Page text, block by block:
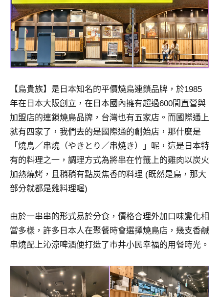
業
講
座、
部
落
客
旅
遊
誌
專
欄、
觀
光
合
達
人
對
【鳥貴族】是日本知名的平價燒鳥連鎖品牌，於1985
年在日本大阪創立，在日本國內擁有超過600間直營與
加盟店的連鎖燒鳥品牌，台灣也有五家店。而國際通上
就有四家了，我們去的是國際通的創始店，那什麼是
「燒鳥／串燒（やきとり／串焼き）」呢，這是日本特
有的料理之一，調理方式為將串在竹籤上的雞肉以炭火
加熱燒烤，且稍稍有點炭焦香的料理 (既然是鳥，那大
部分就都是雞料理喔)
由於一串串的形式易於分食，價格合理外加口味變化相
當多樣，許多日本人在聚餐時會選擇燒鳥店，幾支香鹹
串燒配上沁涼啤酒便打造了市井小民幸福的用餐時光。